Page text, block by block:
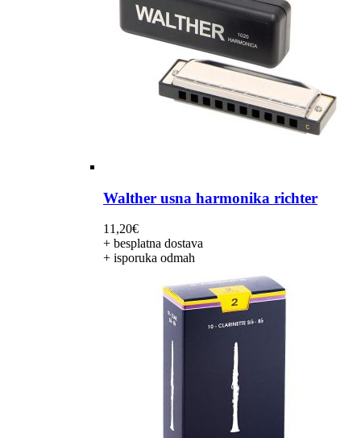
Walther usna harmonika richter
11,20€
+ besplatna dostava
+ isporuka odmah